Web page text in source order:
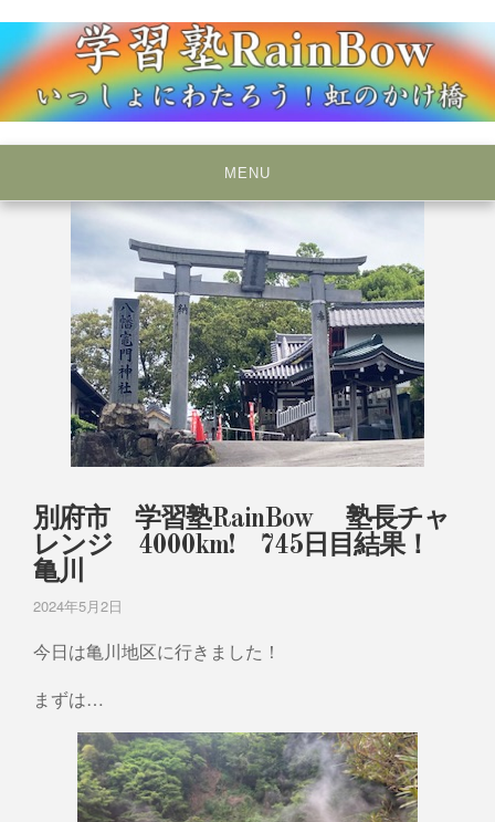
to
content
学習塾RainBow
MENU
別府市 学習塾RainBow 塾長チャ
レンジ 4000km! 745日目結果！
亀川
2024年5月2日
今日は亀川地区に行きました！
まずは…